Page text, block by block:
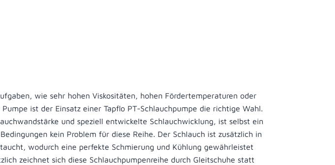
wie sehr hohen Viskositäten, hohen Fördertemperaturen oder
ist der Einsatz einer Tapflo PT-Schlauchpumpe die richtige Wahl.
und speziell entwickelte Schlauchwicklung, ist selbst ein
kein Problem für diese Reihe. Der Schlauch ist zusätzlich in
wodurch eine perfekte Schmierung und Kühlung gewährleistet
zeichnet sich diese Schlauchpumpenreihe durch Gleitschuhe statt